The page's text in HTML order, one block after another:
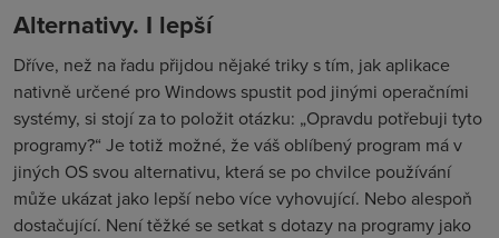
Alternativy. I lepší
Dříve, než na řadu přijdou nějaké triky s tím, jak aplikace
nativně určené pro Windows spustit pod jinými operačními
systémy, si stojí za to položit otázku: „Opravdu potřebuji tyto
programy?“ Je totiž možné, že váš oblíbený program má v
jiných OS svou alternativu, která se po chvilce používání
může ukázat jako lepší nebo více vyhovující. Nebo alespoň
dostačující. Není těžké se setkat s dotazy na programy jako